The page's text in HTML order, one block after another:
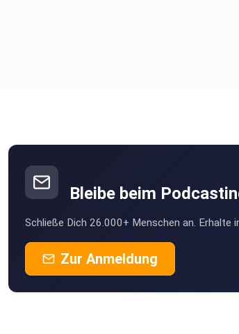
Bleibe beim
Schließe Dich 26.000+ Menschen an. Erhalte
Zur Anmeldung